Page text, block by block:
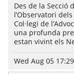
Des de la Secció
l’Observatori
Col·legi de
una profunda
estan vivint els
Wed Aug 05